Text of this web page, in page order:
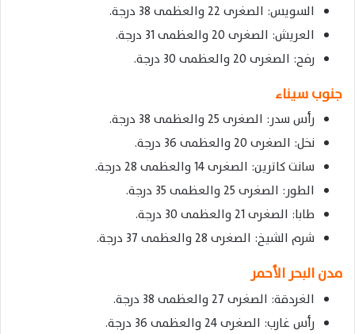
السويس: الصغرى 22 والعظمى 38 درجة.
العريش: الصغرى 20 والعظمى 31 درجة.
رفح: الصغرى 20 والعظمى 30 درجة.
جنوب سيناء
رأس سدر: الصغرى 25 والعظمى 38 درجة.
نخل: الصغرى 20 والعظمى 36 درجة.
سانت كاترين: الصغرى 14 والعظمى 28 درجة.
الطور: الصغرى 25 والعظمى 35 درجة.
طابا: الصغرى 21 والعظمى 30 درجة.
شرم الشيخ: الصغرى 28 والعظمى 37 درجة.
مدن البحر الأحمر
الغردقة: الصغرى 27 والعظمى 38 درجة.
رأس غارب: الصغرى 24 والعظمى 36 درجة.